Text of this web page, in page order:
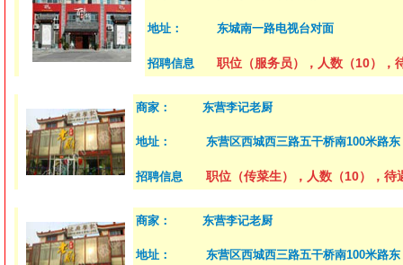
地址： 东城南一路电视台对面
招聘信息 职位（服务员），人数（10），
商家： 东营李记老厨
地址： 东营区西城西三路五干桥南100米路东
招聘信息 职位（传菜生），人数（10），待
商家： 东营李记老厨
地址： 东营区西城西三路五干桥南100米路东